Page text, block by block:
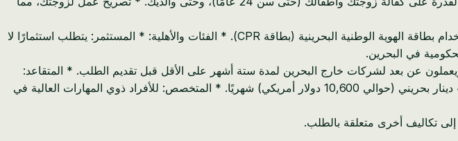
* لا يلزم الحصول على تصريح خروج لمغادرة البحرين. * الوصول إلى جميع الخدمات العامة والخاصة باستخدام بطاقة الهوية الوطنية البحرينية (بطاقة CPR). * الفئات والأهلية: * المستثمر: يتطلب استثمارًا لا
دخلًا شهريًا يمكن التحقق منه قدره 2000 دولار أمريكي أو أكثر، ويعملون عن بعد لشركات خارج البحرين لمدة ستة أشهر على الأقل قبل تقديم الطلب. * المتقاعد:
للأفراد الذين تبلغ أعمارهم 50 عامًا فما فوق، ويقدمون دليلًا على معاش تقاعدي أو دخل لا يقل عن 4000 دينار بحريني (حوالي 10,600 دولار أمريكي) شهريًا. * المتخصص: للأفراد ذوي المهارات العالية في